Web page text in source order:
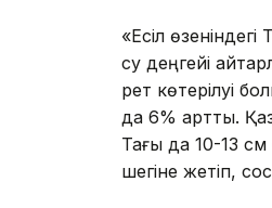
«Есіл
су деңгейі
рет көтерілуі
да 6% артты.
Тағы да 10-13
шегіне жетіп,